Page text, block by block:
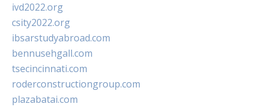
ivd2022.org
csity2022.org
ibsarstudyabroad.com
bennusehgall.com
tsecincinnati.com
roderconstructiongroup.com
plazabatai.com